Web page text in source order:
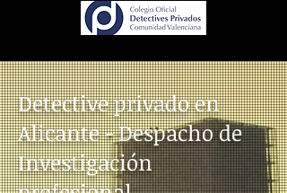
Detective privado en
Alicante - Despacho de
Investigación